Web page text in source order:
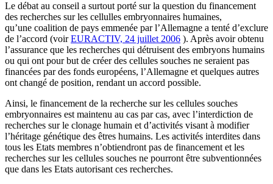
Le débat au conseil a surtout porté sur la question du financement
des recherches sur les cellulles embryonnaires humaines,
qu’une coalition de pays emmenée par l’Allemagne a tenté d’exclure
de l’accord (voirEURACTIV, 24 juillet 2006 ). Après avoir obtenu
l’assurance que les recherches qui détruisent des embryons humains
ou qui ont pour but de créer des cellules souches ne seraient pas
financées par des fonds européens, l’Allemagne et quelques autres
ont changé de position, rendant un accord possible.
Ainsi, le financement de la recherche sur les cellules souches
embryonnaires est maintenu au cas par cas, avec l’interdiction de
recherches sur le clonage humain et d’activités visant à modifier
l’héritage génétique des êtres humains. Les activités interdites dans
tous les Etats membres n’obtiendront pas de financement et les
recherches sur les cellules souches ne pourront être subventionnées
que dans les Etats autorisant ces recherches.